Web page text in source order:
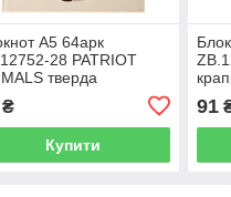
А5 64арк
28 PATRIOT
тверда
мат.лам.+лак
Line бежевий(10)
Купити
91